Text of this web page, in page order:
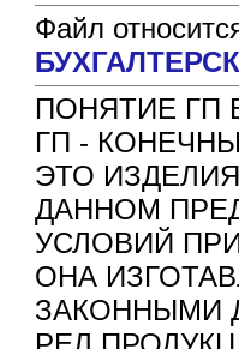
Файл
ПОНЯТИЕ ГП
ГП -
ЭТО
ДАННОМ
УСЛОВИЙ
ОНА
ЗАКОННЫМИ